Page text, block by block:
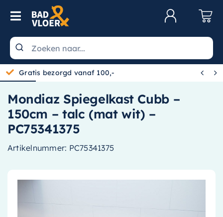
Skip to content
Toggle Navigation
Wastafels
Toiletten
Spiegels
Kranen
Douche
Gratis bezorgd vanaf 100,-  
Mondiaz Spiegelkast Cubb –
150cm – talc (mat wit) –
PC75341375
Artikelnummer: PC75341375